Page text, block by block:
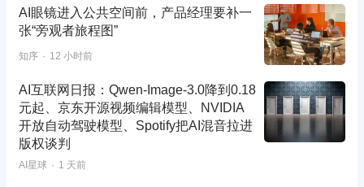
AI眼镜进入公共空间前，产品经理要补一
张“旁观者旅程图”
知序 12 小时前
AI互联网日报：Qwen-Image-3.0降到0.18
元起、京东开源视频编辑模型、NVIDIA
开放自动驾驶模型、Spotify把AI混音拉进
版权谈判
AI星球 1 天前